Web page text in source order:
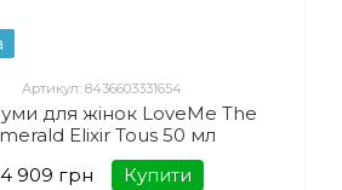
Артикул: 8436603331654
для жінок LoveMe The
Elixir Tous 50 мл
4 909 грн
Купити